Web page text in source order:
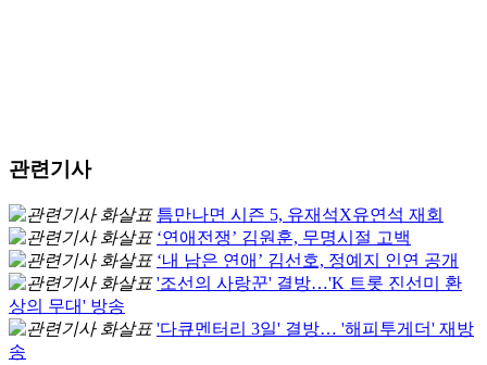
관련기사
틈만나면 시즌 5, 유재석X유연석 재회
‘연애전쟁’ 김원훈, 무명시절 고백
‘내 남은 연애’ 김선호, 정예지 인연 공개
'조선의 사랑꾼' 결방…'K 트롯 진선미 환
상의 무대' 방송
'다큐멘터리 3일' 결방… '해피투게더' 재방
송